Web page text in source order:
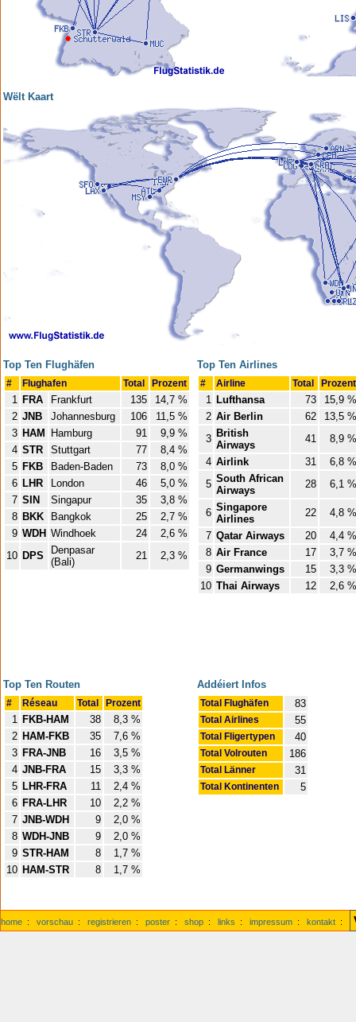
Wëlt Kaart
Top Ten Flughäfen
# Flughafen Total Prozent
1 FRA Frankfurt 135
14,7 %
2 JNB Johannesburg 106
11,5 %
3 HAM Hamburg 91
9,9 %
4 STR Stuttgart 77
8,4 %
5 FKB Baden-Baden 73
8,0 %
6 LHR London 46
5,0 %
7 SIN Singapur 35
3,8 %
8 BKK Bangkok 25
2,7 %
9 WDH Windhoek 24
2,6 %
10 DPS
Denpasar
(Bali)
21 2,3 %
Top Ten Airlines
# Airline Total Prozent
1 Lufthansa 73
15,9 %
2 Air Berlin 62
13,5 %
3 British
Airways
41
8,9 %
4 Airlink 31
6,8 %
5 South African
Airways
28 6,1 %
6 Singapore
Airlines
22
4,8 %
7 Qatar Airways 20
4,4 %
8 Air France 17
3,7 %
9 Germanwings 15
3,3 %
10 Thai Airways 12 2,6 %
Top Ten Routen
# Réseau Total Prozent
1 FKB-HAM 38
8,3 %
2 HAM-FKB 35
7,6 %
3 FRA-JNB 16
3,5 %
4 JNB-FRA 15
3,3 %
5 LHR-FRA 11
2,4 %
6 FRA-LHR 10
2,2 %
7 JNB-WDH 9
2,0 %
8 WDH-JNB 9
2,0 %
9 STR-HAM 8
1,7 %
10 HAM-STR 8 1,7 %
Addéiert Infos
Total Flughäfen 83
Total Airlines 55
Total Fligertypen 40
Total Volrouten 186
Total Länner 31
Total Kontinenten 5
home : vorschau : registrieren : poster : shop : links : impressum : kontakt :